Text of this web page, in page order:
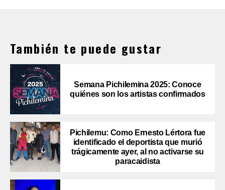
También te puede gustar
Semana Pichilemina 2025: Conoce
quiénes son los artistas confirmados
Pichilemu: Como Ernesto Lértora fue
identificado el deportista que murió
trágicamente ayer, al no activarse su
paracaidista